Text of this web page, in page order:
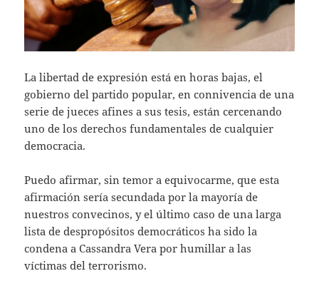
La libertad de expresión está en horas bajas, el
gobierno del partido popular, en connivencia de una
serie de jueces afines a sus tesis, están cercenando
uno de los derechos fundamentales de cualquier
democracia.
Puedo afirmar, sin temor a equivocarme, que esta
afirmación sería secundada por la mayoría de
nuestros convecinos, y el último caso de una larga
lista de despropósitos democráticos ha sido la
condena a Cassandra Vera por humillar a las
víctimas del terrorismo.